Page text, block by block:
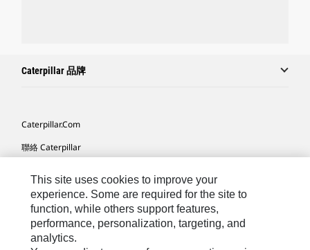
Caterpillar 品牌
Caterpillar.com
聯絡 Caterpillar
網站地圖
Cookie Settings
法律
This site uses cookies to improve your
experience. Some are required for the site to
function, while others support features,
performance, personalization, targeting, and
analytics.